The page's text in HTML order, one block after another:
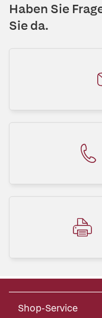
Haben Sie
Sie da.
Shop-Service